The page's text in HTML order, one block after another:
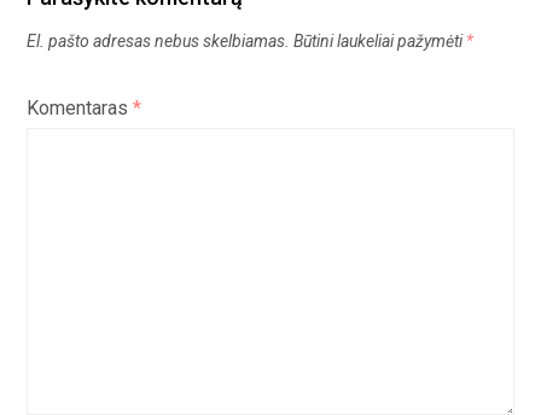
El. pašto adresas nebus skelbiamas. Būtini laukeliai pažymėti*
Komentaras*